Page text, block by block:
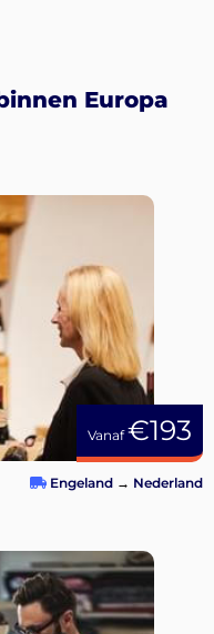
Europa
Vanaf€193
Engeland → Nederland